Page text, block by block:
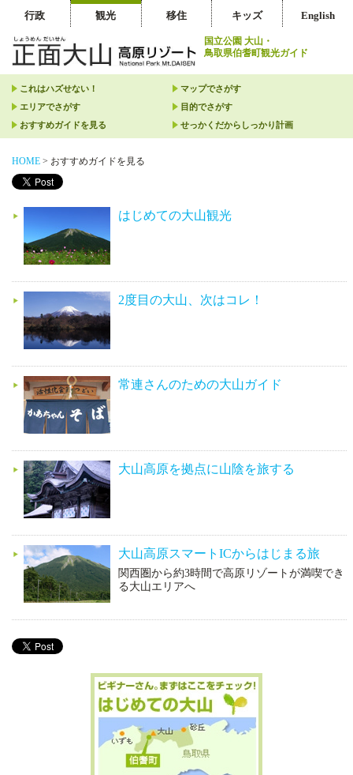
国立公園 大山・
鳥取県伯耆町観光ガイド
行政 観光 移住 キッズ English
これはハズせない！
マップでさがす
エリアでさがす
目的でさがす
おすすめガイドを見る
せっかくだからしっかり計画
HOME > おすすめガイドを見る
はじめての大山観光
2度目の大山、次はコレ！
常連さんのための大山ガイド
大山高原を拠点に山陰を旅する
大山高原スマートICからはじまる旅
関西圏から約3時間で高原リゾートが満喫でき
る大山エリアへ